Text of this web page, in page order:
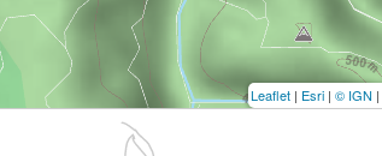
Leaflet | Esri | © IGN |